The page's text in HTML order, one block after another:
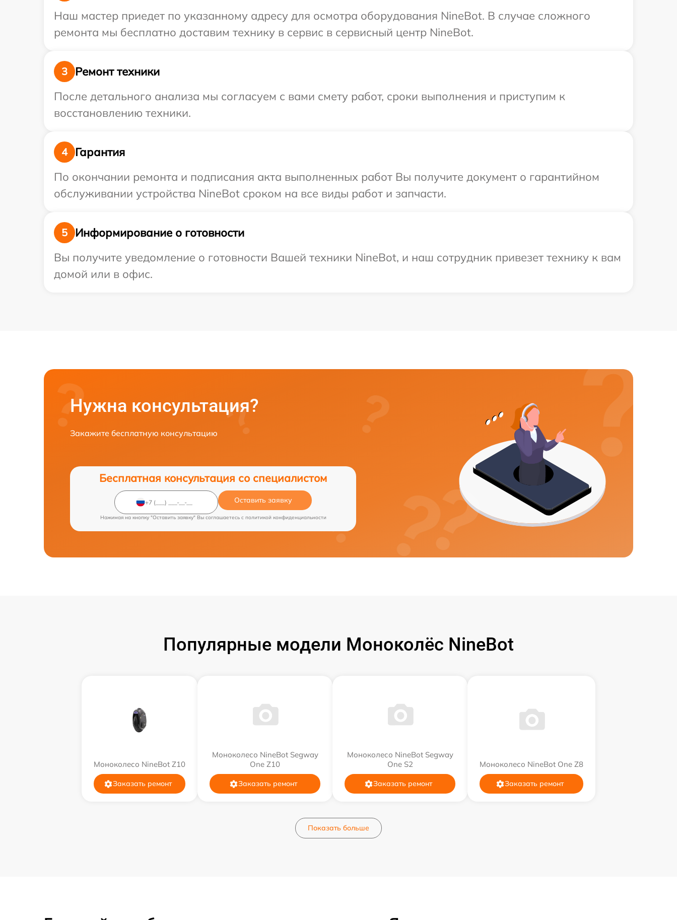
Наш мастер приедет по указанному адресу для осмотра оборудования NineBot. В случае сложного
ремонта мы бесплатно доставим технику в сервис в сервисный центр NineBot.
3
Ремонт техники
После детального анализа мы согласуем с вами смету работ, сроки выполнения и приступим к
восстановлению техники.
4
Гарантия
По окончании ремонта и подписания акта выполненных работ Вы получите документ о гарантийном
обслуживании устройства NineBot сроком на все виды работ и запчасти.
5
Информирование о готовности
Вы получите уведомление о готовности Вашей техники NineBot, и наш сотрудник привезет технику к вам
домой или в офис.
Нужна консультация?
Закажите бесплатную консультацию
Бесплатная консультация со специалистом
Оставить заявку
Нажимая на кнопку "Оставить заявку" Вы соглашаетесь c политикой конфиденциальности
Популярные модели Моноколёс NineBot
Моноколесо NineBot Z10
Заказать ремонт
Моноколесо NineBot Segway
One Z10
Заказать ремонт
Моноколесо NineBot Segway
One S2
Заказать ремонт
Моноколесо NineBot One Z8
Заказать ремонт
Показать больше